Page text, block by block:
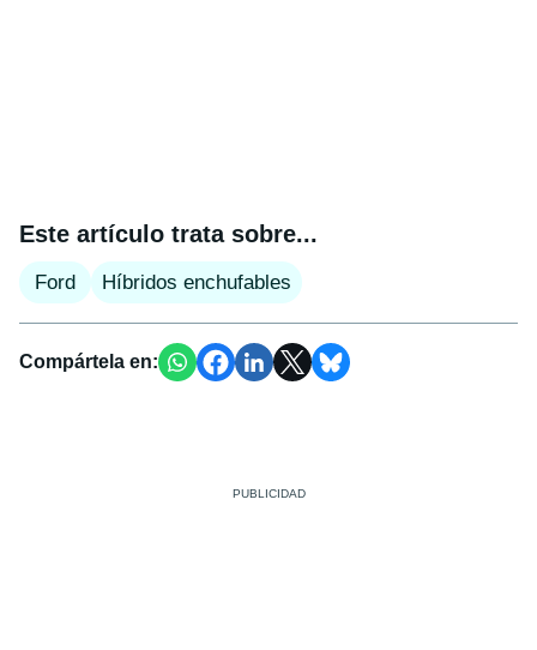
Este artículo trata sobre...
Ford Híbridos enchufables
Compártela en: